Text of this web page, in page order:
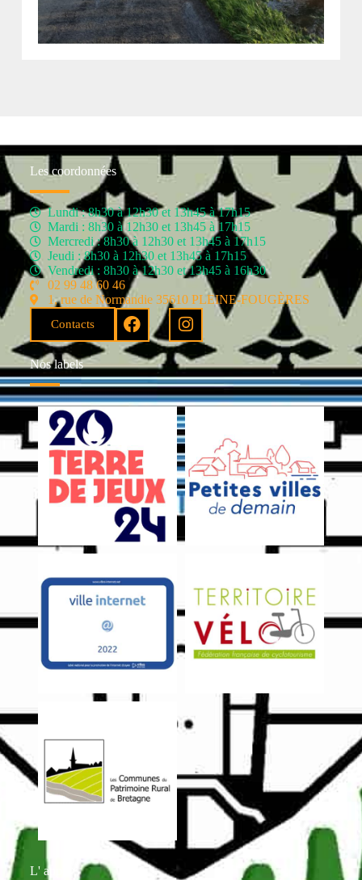
Les coordonnées
Lundi : 8h30 à 12h30 et 13h45 à 17h15
Mardi : 8h30 à 12h30 et 13h45 à 17h15
Mercredi : 8h30 à 12h30 et 13h45 à 17h15
Jeudi : 8h30 à 12h30 et 13h45 à 17h15
Vendredi : 8h30 à 12h30 et 13h45 à 16h30
02 99 48 60 46
1, rue de Normandie 35610 PLEINE-FOUGÈRES
Contacts
Nos labels
L' appli